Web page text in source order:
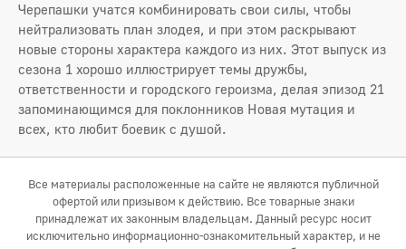
Черепашки учатся комбинировать свои силы, чтобы
нейтрализовать план злодея, и при этом раскрывают
новые стороны характера каждого из них. Этот выпуск из
сезона 1 хорошо иллюстрирует темы дружбы,
ответственности и городского героизма, делая эпизод 21
запоминающимся для поклонников Новая мутация и
всех, кто любит боевик с душой.
Все материалы расположенные на сайте не являются публичной
офертой или призывом к действию. Все товарные знаки
принадлежат их законным владельцам. Данный ресурс носит
исключительно информационно-ознакомительный характер, и не